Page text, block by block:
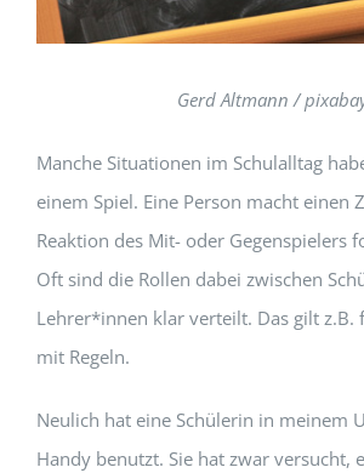
Gerd Altmann /
Manche Situationen im Schulalltag
einem Spiel. Eine Person macht einen
Reaktion des Mit- oder Gegenspielers
Oft sind die Rollen dabei zwischen
Lehrer*innen klar verteilt. Das gilt z.B.
mit Regeln.
Neulich hat eine Schülerin in meinem
Handy benutzt. Sie hat zwar versucht,